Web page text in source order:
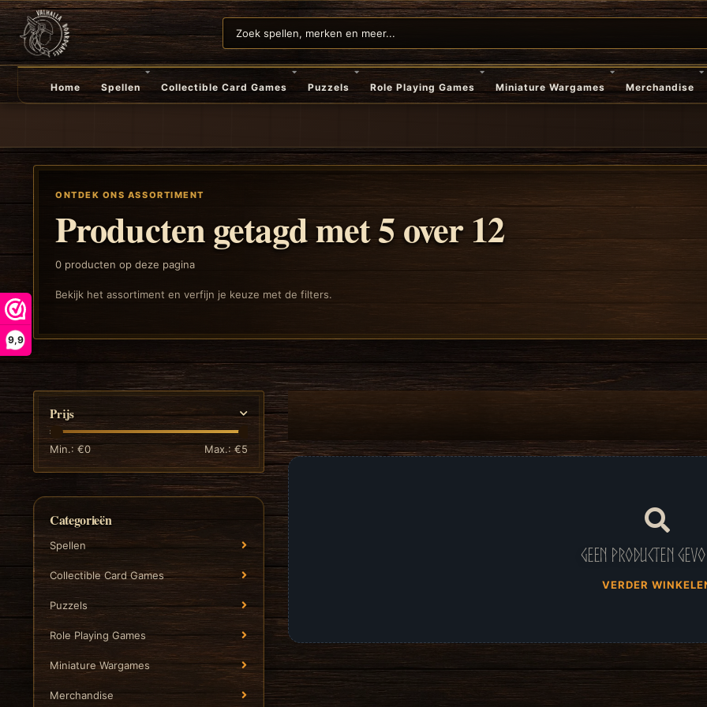
9,9
Home Spellen Collectible Card Games Puzzels Role Playing Games Miniature Wargames Merchandise
ONTDEK ONS ASSORTIMENT
Producten getagd met 5 over 12
0 producten op deze pagina
Bekijk het assortiment en verfijn je keuze met de filters.
Prijs
Min.: €0 Max.: €5
Categorieën
Spellen
Collectible Card Games
Puzzels
Role Playing Games
Miniature Wargames
Merchandise
Geen producten
VERDER